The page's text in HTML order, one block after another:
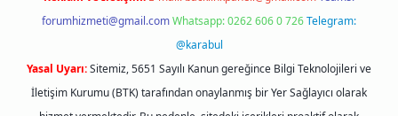
forumhizmeti@gmail.comWhatsapp: 0262 606 0 726Telegram:
@karabul
Yasal Uyarı:Sitemiz, 5651 Sayılı Kanun gereğince Bilgi Teknolojileri ve
İletişim Kurumu (BTK) tarafından onaylanmış bir Yer Sağlayıcı olarak